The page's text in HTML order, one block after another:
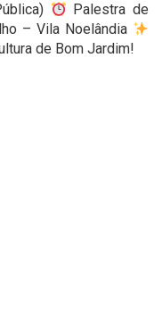
Palestra de
– Vila Noelândia
de Bom Jardim!